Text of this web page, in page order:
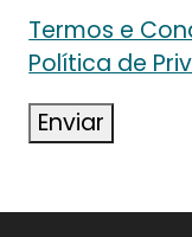
Termos e
Política de
Enviar